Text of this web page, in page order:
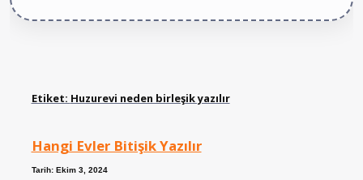
Etiket: Huzurevi neden birleşik yazılır
Hangi Evler Bitişik Yazılır
Tarih: Ekim 3, 2024